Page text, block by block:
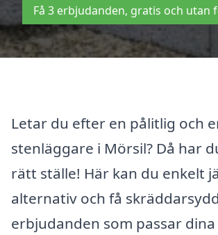
Få 3 erbjudanden, gratis och utan
Letar du efter en pålitlig och
stenläggare i Mörsil? Då har
rätt ställe! Här kan du enkelt
alternativ och få
erbjudanden som passar